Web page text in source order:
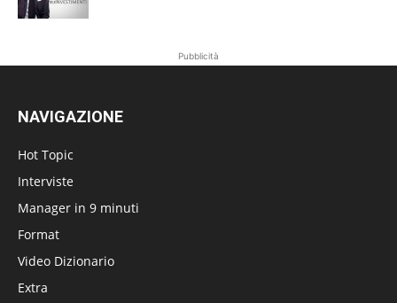
Pubblicità
NAVIGAZIONE
Hot Topic
Interviste
Manager in 9 minuti
Format
Video Dizionario
Extra